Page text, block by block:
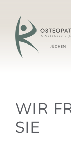
content
WIR
SIE